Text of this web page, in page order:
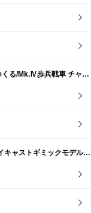
ガールズ&パンツァー Ⅳ号戦車H型(D型改)をつくる/Mk.Ⅳ歩兵戦車 チャーチルMk.Ⅶをつくる(191)
アルカディア号/クイーン・エメラルダス号 ダイキャストギミックモデルをつくる(159)